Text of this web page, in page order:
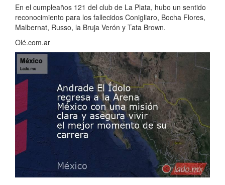
En el cumpleaños 121 del club de La Plata, hubo un sentido
reconocimiento para los fallecidos Conigliaro, Bocha Flores,
Malbernat, Russo, la Bruja Verón y Tata Brown.
Olé.com.ar